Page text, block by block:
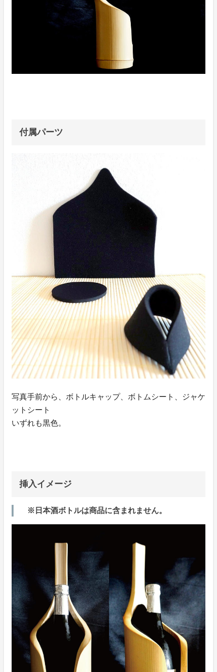
付属パーツ
写真手前から、ボトルキャップ、ボトムシート、ジャケ
ットシート
いずれも黒色。
挿入イメージ
※日本酒ボトルは商品に含まれません。